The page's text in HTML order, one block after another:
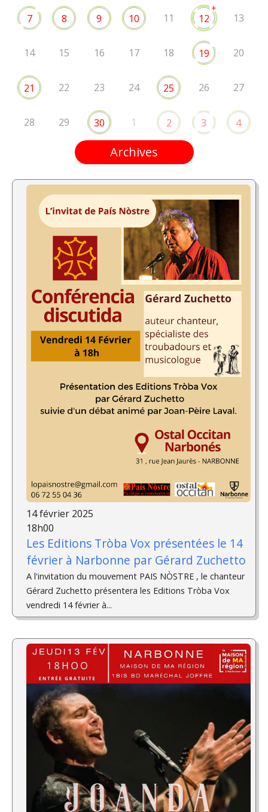
7 8 9 10 11 12
+
13
14 15 16 17 18 19 20
21 22 23 24 25 26 27
28 29 30 1 2 3 4
Archives
14 février 2025
18h00
Les Editions Tròba Vox présentées le 14
février à Narbonne par Gérard Zuchetto
A l'invitation du mouvement PAIS NÒSTRE , le chanteur
Gérard Zuchetto présentera les Editions Tròba Vox
vendredi 14 février à...